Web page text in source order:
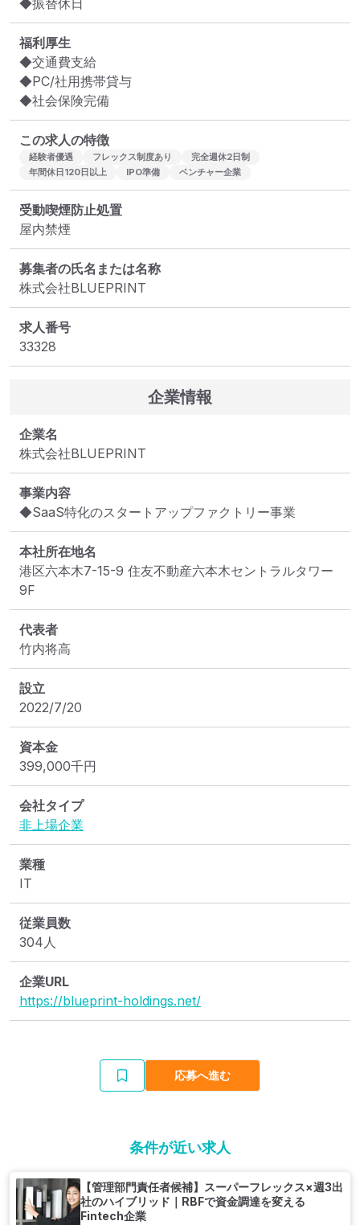
◆振替休日
福利厚生
◆交通費支給
◆PC/社用携帯貸与
◆社会保険完備
この求人の特徴
経験者優遇 フレックス制度あり
完全週休2日制
年間休日120日以上
IPO準備 ベンチャー企業
受動喫煙防止処置
屋内禁煙
募集者の氏名または名称
株式会社BLUEPRINT
求人番号
33328
企業情報
企業名
株式会社BLUEPRINT
事業内容
◆SaaS特化のスタートアップファクトリー事業
本社所在地名
港区六本木7-15-9 住友不動産六本木セントラルタワー
9F
代表者
竹内将高
設立
2022/7/20
資本金
399,000千円
会社タイプ
非上場企業
業種
IT
従業員数
304人
企業URL
https://blueprint-holdings.net/
応募へ進む
条件が近い求人
【管理部門責任者候補】スーパーフレックス×週3出
社のハイブリッド｜RBFで資金調達を変える
Fintech企業